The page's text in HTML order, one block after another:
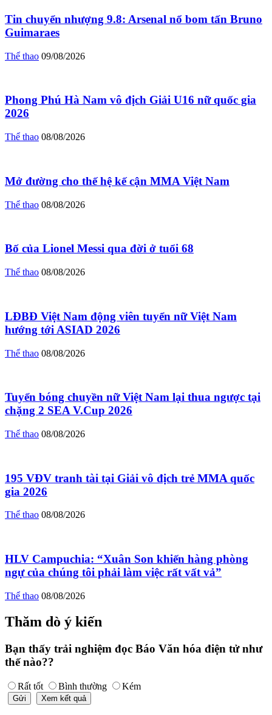
Tin chuyển nhượng 9.8: Arsenal nổ bom tấn Bruno
Guimaraes
Thể thao 09/08/2026
Phong Phú Hà Nam vô địch Giải U16 nữ quốc gia
2026
Thể thao 08/08/2026
Mở đường cho thế hệ kế cận MMA Việt Nam
Thể thao 08/08/2026
Bố của Lionel Messi qua đời ở tuổi 68
Thể thao 08/08/2026
LĐBĐ Việt Nam động viên tuyển nữ Việt Nam
hướng tới ASIAD 2026
Thể thao 08/08/2026
Tuyển bóng chuyền nữ Việt Nam lại thua ngược tại
chặng 2 SEA V.Cup 2026
Thể thao 08/08/2026
195 VĐV tranh tài tại Giải vô địch trẻ MMA quốc
gia 2026
Thể thao 08/08/2026
HLV Campuchia: “Xuân Son khiến hàng phòng
ngự của chúng tôi phải làm việc rất vất vả”
Thể thao 08/08/2026
Thăm dò ý kiến
Bạn thấy trải nghiệm đọc Báo Văn hóa điện tử như
thế nào??
Rất tốt Bình thường Kém
Gửi Xem kết quả